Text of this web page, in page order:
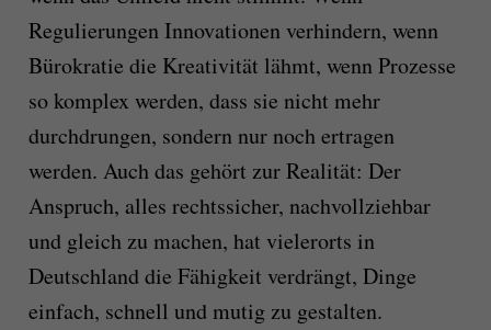
Regulierungen Innovationen verhindern, wenn
Bürokratie die Kreativität lähmt, wenn Prozesse
so komplex werden, dass sie nicht mehr
durchdrungen, sondern nur noch ertragen
werden. Auch das gehört zur Realität: Der
Anspruch, alles rechtssicher, nachvollziehbar
und gleich zu machen, hat vielerorts in
Deutschland die Fähigkeit verdrängt, Dinge
einfach, schnell und mutig zu gestalten.